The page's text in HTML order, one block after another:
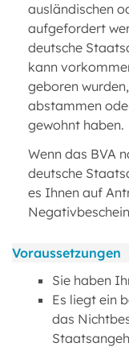
ausländischen
aufgefordert
deutsche
kann
geboren
abstammen
gewohnt haben.
Wenn das BVA
deutsche
es Ihnen auf
Voraussetzungen
Sie haben
Es liegt ein
das